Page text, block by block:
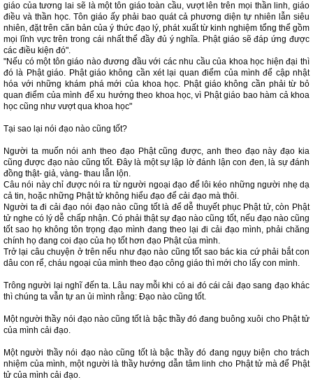
giáo của tương lai sẽ là một tôn giáo toàn cầu, vượt lên trên mọi thần linh, giáo
điều và thần học. Tôn giáo ấy phải bao quát cả phương diện tự nhiên lẫn siêu
nhiên, đặt trên căn bản của ý thức đạo lý, phát xuất từ kinh nghiệm tổng thể gồm
mọi lĩnh vực trên trong cái nhất thể đầy đủ ý nghĩa. Phật giáo sẽ đáp ứng được
các điều kiện đó".
"Nếu có một tôn giáo nào đương đầu với các nhu cầu của khoa học hiện đại thì
đó là Phật giáo. Phật giáo không cần xét lại quan điểm của mình để cập nhật
hóa với những khám phá mới của khoa học. Phật giáo không cần phải từ bỏ
quan điểm của mình để xu hướng theo khoa học, vì Phật giáo bao hàm cả khoa
học cũng như vượt qua khoa học"
Tại sao lại nói đạo nào cũng tốt?
Người ta muốn nói anh theo đạo Phật cũng được, anh theo đạo này đạo kia
cũng được đạo nào cũng tốt. Đây là một sự lập lờ đánh lận con đen, là sự đánh
đồng thật- giả, vàng- thau lẫn lộn.
Câu nói này chỉ được nói ra từ người ngoại đạo để lôi kéo những người nhẹ dạ
cả tin, hoặc những Phật tử không hiểu đạo để cải đạo mà thôi.
Người ta đi cải đạo nói đạo nào cũng tốt là để dễ thuyết phục Phật tử, còn Phật
tử nghe có lý dễ chấp nhận. Có phải thật sự đạo nào cũng tốt, nếu đạo nào cũng
tốt sao họ không tôn trọng đạo mình đang theo lại đi cải đạo mình, phải chăng
chính họ đang coi đạo của họ tốt hơn đạo Phật của mình.
Trở lại câu chuyện ở trên nếu như đạo nào cũng tốt sao bác kia cứ phải bắt con
dâu con rể, cháu ngoại của mình theo đạo công giáo thì mới cho lấy con mình.
Trông người lại nghĩ đến ta. Lâu nay mỗi khi có ai đó cái cải đạo sang đạo khác
thì chúng ta vẫn tự an ủi mình rằng: Đạo nào cũng tốt.
Một người thầy nói đạo nào cũng tốt là bậc thầy đó đang buông xuôi cho Phật tử
của mình cải đạo.
Một người thầy nói đạo nào cũng tốt là bậc thầy đó đang ngụy biện cho trách
nhiệm của mình, một người là thầy hướng dẫn tâm linh cho Phật tử mà để Phật
tử của mình cải đạo.